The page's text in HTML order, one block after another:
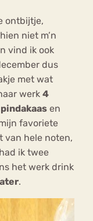
ontbijtje,
niet m’n
vind ik ook
dus
met wat
werk 4
pindakaas en
favoriete
van hele noten,
ik twee
het werk drink
.